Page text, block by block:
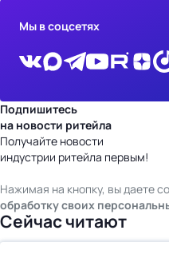
Мы в соцсетях
Подпишитесь
на новости ритейла
Получайте новости
индустрии ритейла первым!
Нажимая на кнопку, вы даете
обработку своих
Сейчас читают